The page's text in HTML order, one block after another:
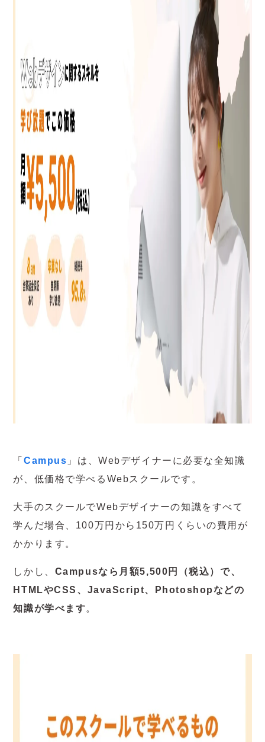
「 Campus 」は、Webデザイナーに必要な全知識
が、低価格で学べるWebスクールです。
大手のスクールでWebデザイナーの知識をすべて
学んだ場合、100万円から150万円くらいの費用が
かかります。
しかし、 Campusなら月額5,500円（税込）で、
HTMLやCSS、JavaScript、Photoshopなどの
知識が学べます。